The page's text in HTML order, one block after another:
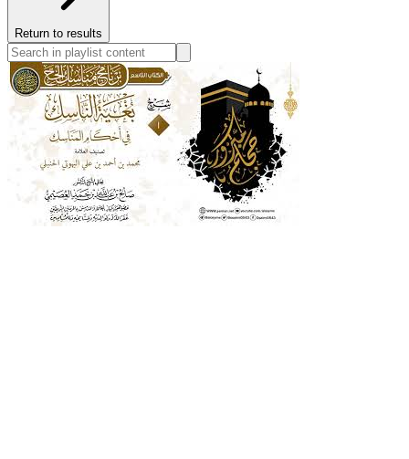
Return to results